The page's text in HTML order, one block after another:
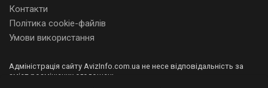
Контакти
Політика cookie-файлів
Умови використання
Адміністрація сайту AvizInfo.com.ua не несе відповідальність за
зміст розміщених оголошень.